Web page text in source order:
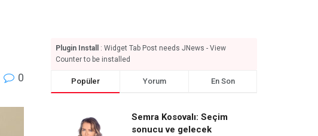
0
Plugin Install
: Widget Tab Post needs JNews - View
Counter to be installed
Popüler Yorum En Son
Semra Kosovalı: Seçim
sonucu ve gelecek